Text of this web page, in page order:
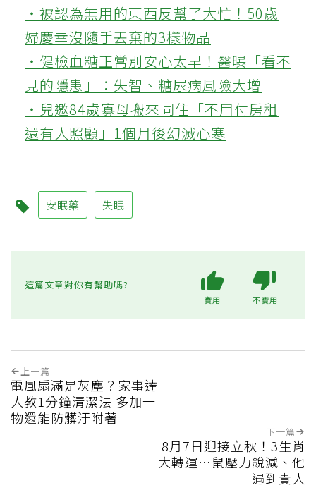
‧被認為無用的東西反幫了大忙！50歲
婦慶幸沒隨手丟棄的3樣物品
‧健檢血糖正常別安心太早！醫曝「看不
見的隱患」：失智、糖尿病風險大增
‧兒邀84歲寡母搬來同住「不用付房租
還有人照顧」1個月後幻滅心寒
安眠藥 失眠
這篇文章對你有幫助嗎?
實用 不實用
上一篇
電風扇滿是灰塵？家事達
人教1分鐘清潔法 多加一
物還能防髒汙附著
下一篇
8月7日迎接立秋！3生肖
大轉運…鼠壓力銳減、他
遇到貴人